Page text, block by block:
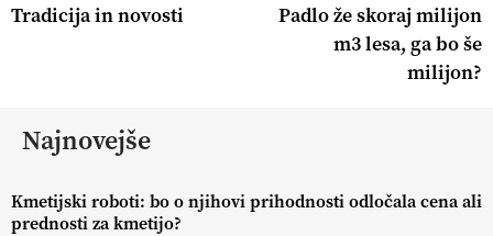
Tradicija in novosti
Padlo že skoraj milijon
m3 lesa, ga bo še
milijon?
Najnovejše
Kmetijski roboti: bo o njihovi prihodnosti odločala cena ali
prednosti za kmetijo?